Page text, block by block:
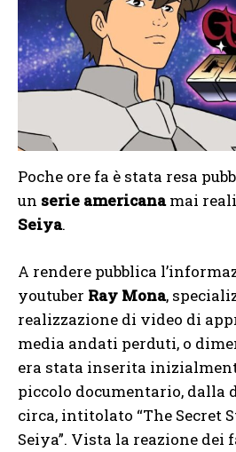
Poche ore fa è stata resa
un serie americanamai
Seiya.
A rendere pubblica
youtuber Ray Mona,
realizzazione di video di
media andati perduti, o
era stata inserita
piccolo documentario, dalla
circa, intitolato “The Secret
Seiya”. Vista la reazione dei